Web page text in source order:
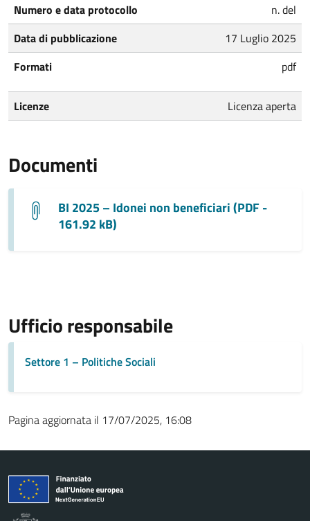
Numero e data protocollo
n. del
Data di pubblicazione
17 Luglio 2025
Formati
pdf
Licenze Licenza aperta
Documenti
BI 2025 – Idonei non beneficiari (PDF -
161.92 kB)
Ufficio responsabile
Settore 1 – Politiche Sociali
Pagina aggiornata il 17/07/2025, 16:08